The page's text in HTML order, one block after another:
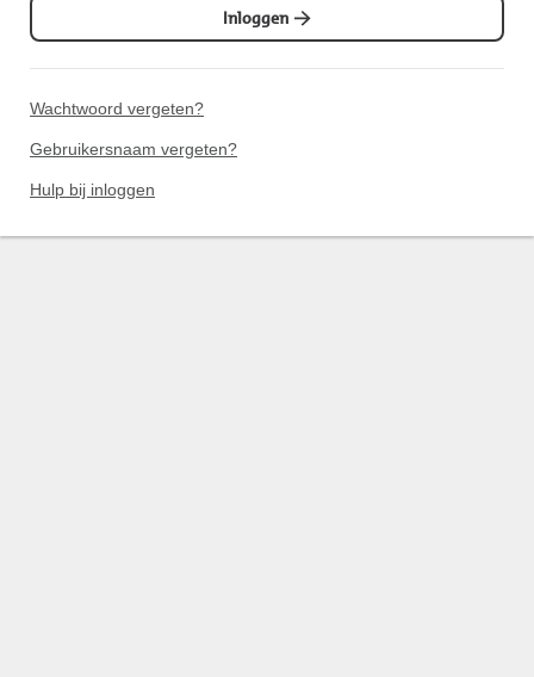
Inloggen
Wachtwoord vergeten?
Gebruikersnaam vergeten?
Hulp bij inloggen